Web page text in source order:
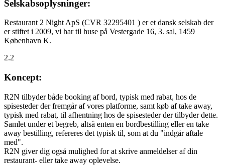
Selskabsoplysninger:
Restaurant 2 Night ApS (CVR 32295401 ) er et dansk selskab der
er stiftet i 2009, vi har til huse på Vestergade 16, 3. sal, 1459
København K.
2.2
Koncept:
R2N tilbyder både booking af bord, typisk med rabat, hos de
spisesteder der fremgår af vores platforme, samt køb af take away,
typisk med rabat, til afhentning hos de spisesteder der tilbyder dette.
Samlet under et begreb, altså enten en bordbestilling eller en take
away bestilling, refereres det typisk til, som at du "indgår aftale
med".
R2N giver dig også mulighed for at skrive anmeldelser af din
restaurant- eller take away oplevelse.